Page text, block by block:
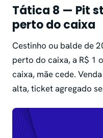
Tática 8 — Pit
perto do caixa
Cestinho ou balde de
perto do caixa, a R$ 1
caixa, mãe cede.
alta, ticket agregado